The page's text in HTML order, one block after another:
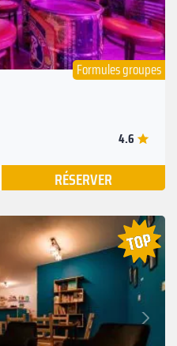
Formules groupes
4.6
RÉSERVER
Suivant